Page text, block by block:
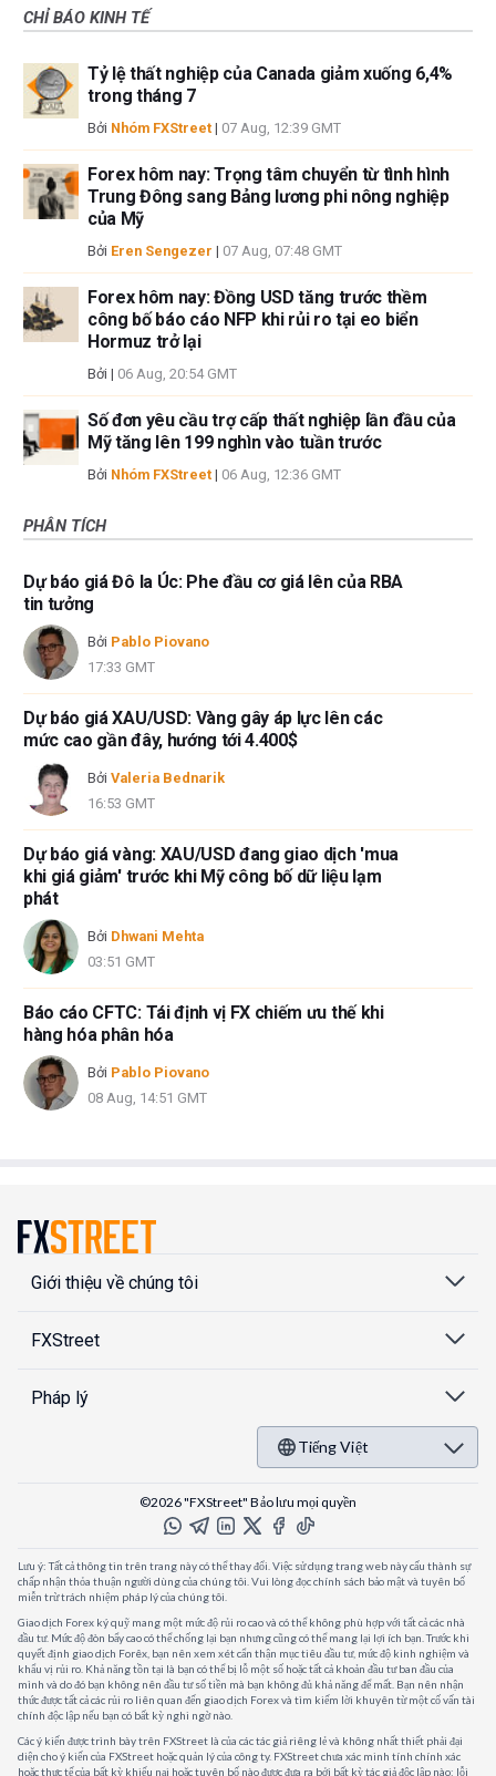
CHỈ BÁO KINH TẾ
Tỷ lệ thất nghiệp của Canada giảm xuống 6,4%
trong tháng 7
Bởi Nhóm FXStreet | 07 Aug, 12:39 GMT
Forex hôm nay: Trọng tâm chuyển từ tình hình
Trung Đông sang Bảng lương phi nông nghiệp
của Mỹ
Bởi Eren Sengezer | 07 Aug, 07:48 GMT
Forex hôm nay: Đồng USD tăng trước thềm
công bố báo cáo NFP khi rủi ro tại eo biển
Hormuz trở lại
Bởi | 06 Aug, 20:54 GMT
Số đơn yêu cầu trợ cấp thất nghiệp lần đầu của
Mỹ tăng lên 199 nghìn vào tuần trước
Bởi Nhóm FXStreet | 06 Aug, 12:36 GMT
PHÂN TÍCH
Dự báo giá Đô la Úc: Phe đầu cơ giá lên của RBA
tin tưởng
Bởi Pablo Piovano
17:33 GMT
Dự báo giá XAU/USD: Vàng gây áp lực lên các
mức cao gần đây, hướng tới 4.400$
Bởi Valeria Bednarik
16:53 GMT
Dự báo giá vàng: XAU/USD đang giao dịch 'mua
khi giá giảm' trước khi Mỹ công bố dữ liệu lạm
phát
Bởi Dhwani Mehta
03:51 GMT
Báo cáo CFTC: Tái định vị FX chiếm ưu thế khi
hàng hóa phân hóa
Bởi Pablo Piovano
08 Aug, 14:51 GMT
Giới thiệu về chúng tôi
FXStreet
Pháp lý
Tiếng Việt
©2026 "FXStreet" Bảo lưu mọi quyền
Lưu ý: Tất cả thông tin trên trang này có thể thay đổi. Việc sử dụng trang web này cấu thành sự
chấp nhận thỏa thuận người dùng của chúng tôi. Vui lòng đọc chính sách bảo mật và tuyên bố
miễn trừ trách nhiệm pháp lý của chúng tôi.
Giao dịch Forex ký quỹ mang một mức độ rủi ro cao và có thể không phù hợp với tất cả các nhà
đầu tư. Mức độ đòn bẩy cao có thể chống lại bạn nhưng cũng có thể mang lại lợi ích bạn. Trước khi
quyết định giao dịch Forêx, bạn nên xem xét cẩn thận mục tiêu đầu tư, mức độ kinh nghiệm và
khẩu vị rủi ro. Khả năng tồn tại là bạn có thể bị lỗ một số hoặc tất cả khoản đầu tư ban đầu của
mình và do đó bạn không nên đầu tư số tiền mà bạn không đủ khả năng để mất. Bạn nên nhận
thức được tất cả các rủi ro liên quan đến giao dịch Forex và tìm kiếm lời khuyên từ một cố vấn tài
chính độc lập nếu bạn có bất kỳ nghi ngờ nào.
Các ý kiến được trình bày trên FXStreet là của các tác giả riêng lẻ và không nhất thiết phải đại
diện cho ý kiến của FXStreet hoặc quản lý của công ty. FXStreet chưa xác minh tính chính xác
hoặc thực tế của bất kỳ khiếu nại hoặc tuyên bố nào được đưa ra bởi bất kỳ tác giả độc lập nào: lỗi